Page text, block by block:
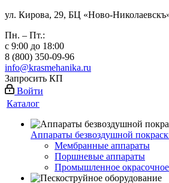
ул. Кирова, 29, БЦ «Ново-
Пн. – Пт.:
с 9:00 до 18:00
8 (800) 350-09-96
info@krasmehanika.ru
Запросить КП
Войти
Каталог
Аппараты безвоздушной
Мембранные аппараты
Поршневые аппараты
Промышленное